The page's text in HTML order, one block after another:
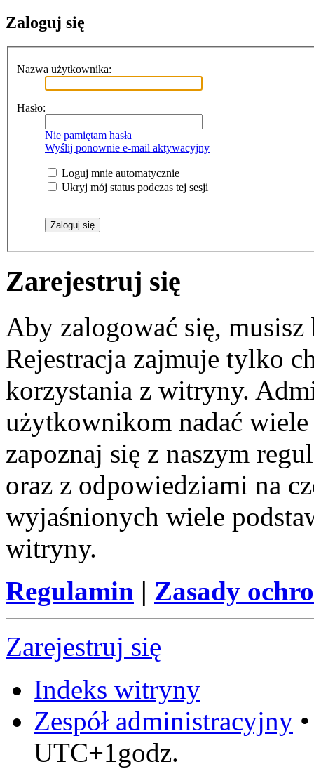
Zaloguj się
Nazwa użytkownika:
Hasło:
Nie pamiętam hasła
Wyślij ponownie e-mail aktywacyjny
Loguj mnie automatycznie
Ukryj mój status podczas tej sesji
Zarejestruj się
Aby zalogować się,
Rejestracja zajmuje tylko
korzystania z witryny.
użytkownikom nadać
zapoznaj się z naszym
oraz z odpowiedziami na
wyjaśnionych wiele
witryny.
Regulamin | Zasady
Zarejestruj się
Indeks witryny
Zespół administracyjny
UTC+1godz.